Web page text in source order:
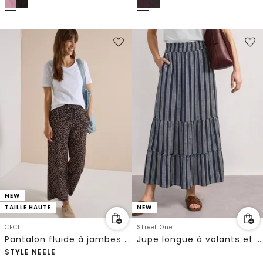
NEW
TAILLE HAUTE
CECIL
Pantalon fluide à jambes larges en matière Silk-Touch
STYLE NEELE
NEW
Street One
Jupe longue à volants et rayures